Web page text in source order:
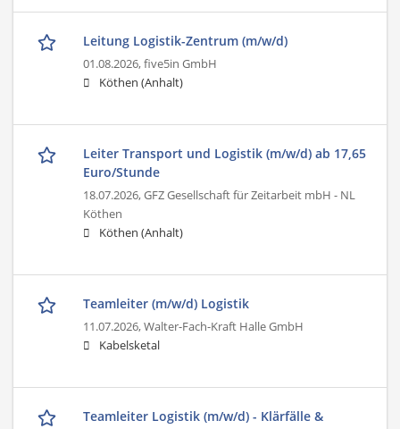
Leitung Logistik-Zentrum (m/w/d)
01.08.2026,five5in GmbH
Köthen (Anhalt)
Leiter Transport und Logistik (m/w/d) ab 17,65
Euro/Stunde
18.07.2026,GFZ Gesellschaft für Zeitarbeit mbH - NL
Köthen
Köthen (Anhalt)
Teamleiter (m/w/d) Logistik
11.07.2026,Walter-Fach-Kraft Halle GmbH
Kabelsketal
Teamleiter Logistik (m/w/d) - Klärfälle &